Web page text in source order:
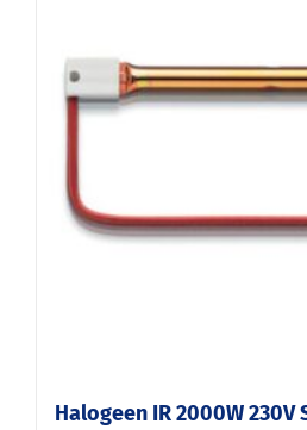
Halogeen IR 2000W 230V